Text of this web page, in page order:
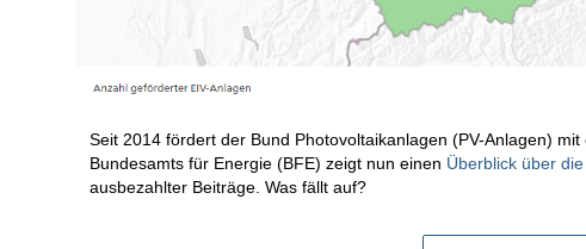
Seit 2014 fördert der Bund Photovoltaikanlagen (PV-Anlagen)
Bundesamts für Energie (BFE) zeigt nun einen Überblick über
ausbezahlter Beiträge. Was fällt auf?